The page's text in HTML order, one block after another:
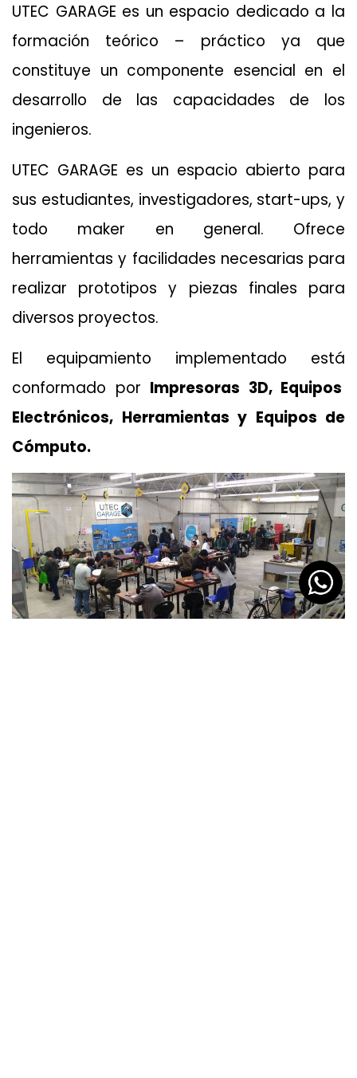
UTEC GARAGE es un espacio dedicado a la
formación teórico – práctico ya que
constituye un componente esencial en el
desarrollo de las capacidades de los
ingenieros.
UTEC GARAGE es un espacio abierto para
sus estudiantes, investigadores, start-ups, y
todo maker en general. Ofrece
herramientas y facilidades necesarias para
realizar prototipos y piezas finales para
diversos proyectos.
El equipamiento implementado está
conformado por Impresoras 3D, Equipos
Electrónicos, Herramientas y Equipos de
Cómputo.